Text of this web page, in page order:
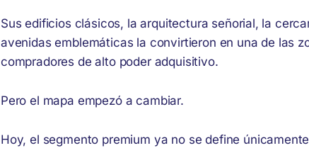
Sus edificios clásicos, la arquitectura señorial, la
avenidas emblemáticas la convirtieron en una de las
compradores de alto poder adquisitivo.
Pero el mapa empezó a cambiar.
Hoy, el segmento premium ya no se define